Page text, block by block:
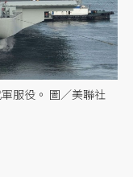
服役。 圖／美聯社